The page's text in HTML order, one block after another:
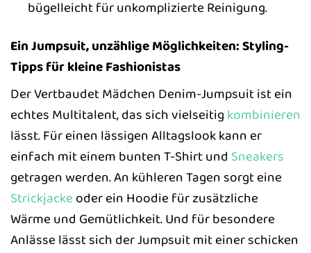
bügelleicht für unkomplizierte Reinigung.
Ein Jumpsuit, unzählige Möglichkeiten: Styling-
Tipps für kleine Fashionistas
Der Vertbaudet Mädchen Denim-Jumpsuit ist ein
echtes Multitalent, das sich vielseitig kombinieren
lässt. Für einen lässigen Alltagslook kann er
einfach mit einem bunten T-Shirt und Sneakers
getragen werden. An kühleren Tagen sorgt eine
Strickjacke oder ein Hoodie für zusätzliche
Wärme und Gemütlichkeit. Und für besondere
Anlässe lässt sich der Jumpsuit mit einer schicken